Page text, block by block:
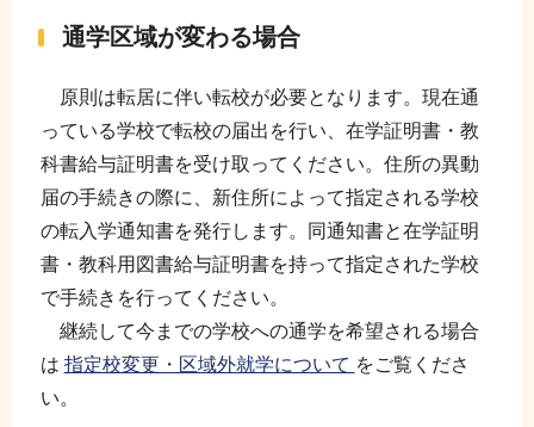
通学区域が変わる場合
原則は転居に伴い転校が必要となります。現在通
っている学校で転校の届出を行い、在学証明書・教
科書給与証明書を受け取ってください。住所の異動
届の手続きの際に、新住所によって指定される学校
の転入学通知書を発行します。同通知書と在学証明
書・教科用図書給与証明書を持って指定された学校
で手続きを行ってください。
継続して今までの学校への通学を希望される場合
は 指定校変更・区域外就学について をご覧くださ
い。